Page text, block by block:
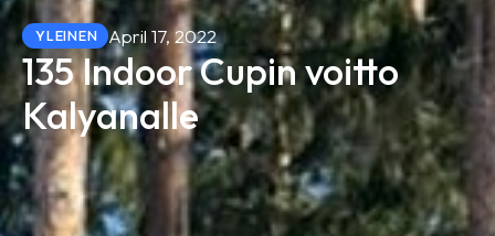
YLEINEN April 17, 2022
135 Indoor Cupin voitto
Kalyanalle